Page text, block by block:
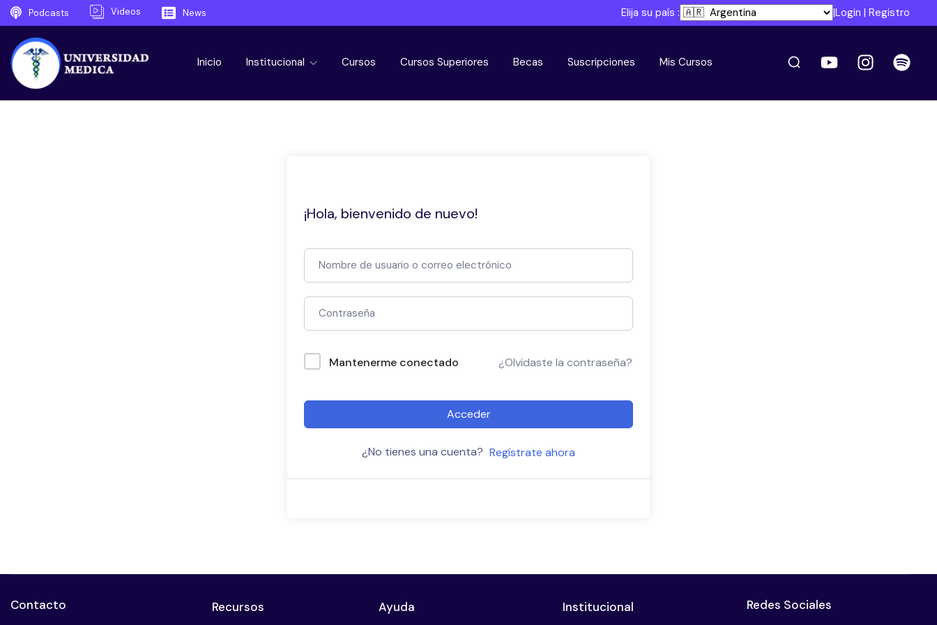
Podcasts Videos News Elija su país : |Login | Registro
Inicio Institucional Cursos Cursos Superiores Becas Suscripciones Mis Cursos
¡Hola, bienvenido de nuevo!
Mantenerme conectado ¿Olvidaste la contraseña?
Acceder
¿No tienes una cuenta? Regístrate ahora
Contacto Recursos Ayuda Institucional Redes Sociales